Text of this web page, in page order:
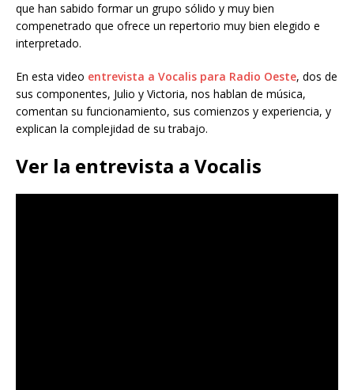
que han sabido formar un grupo sólido y muy bien
compenetrado que ofrece un repertorio muy bien elegido e
interpretado.
En esta video entrevista a Vocalis para Radio Oeste, dos de
sus componentes, Julio y Victoria, nos hablan de música,
comentan su funcionamiento, sus comienzos y experiencia, y
explican la complejidad de su trabajo.
Ver la entrevista a Vocalis